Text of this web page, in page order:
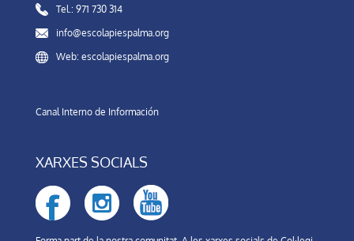
Tel.: 971 730 314
info@escolapiespalma.org
Web: escolapiespalma.org
Canal Interno de Información
XARXES SOCIALS